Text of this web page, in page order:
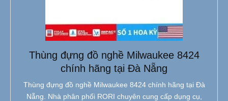
Thùng đựng đồ nghề Milwaukee 8424
chính hãng tại Đà Nẵng
Thùng đựng đồ nghề Milwaukee 8424 chính hãng tại Đà
Nẵng. Nhà phân phối RORI chuyên cung cấp dụng cụ,